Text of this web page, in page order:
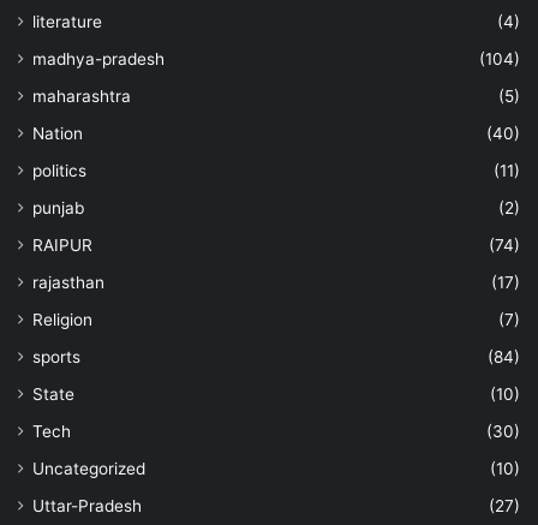
literature
(4)
madhya-pradesh
(104)
maharashtra
(5)
Nation
(40)
politics
(11)
punjab
(2)
RAIPUR
(74)
rajasthan
(17)
Religion
(7)
sports
(84)
State
(10)
Tech
(30)
Uncategorized
(10)
Uttar-Pradesh
(27)